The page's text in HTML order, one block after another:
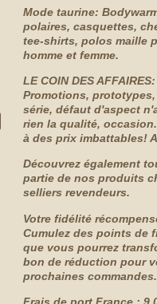
Mode taurine:
polaires, casquettes,
tee-shirts, polos maille
homme et femme.
LE COIN DES AFFAIRES:
Promotions,
série, défaut d'aspect
rien la qualité,
à des prix imbattables!
Découvrez également
partie de nos produits
selliers revendeurs.
Votre fidélité
Cumulez des points de
que vous pourrez
bon de réduction pour
prochaines commandes.